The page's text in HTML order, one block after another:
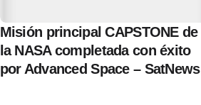
Misión principal CAPSTONE de
la NASA completada con éxito
por Advanced Space – SatNews